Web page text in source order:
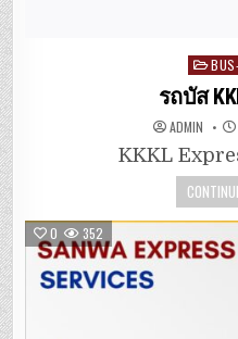
in
รถบัส
ADMIN
KKKL
0 352